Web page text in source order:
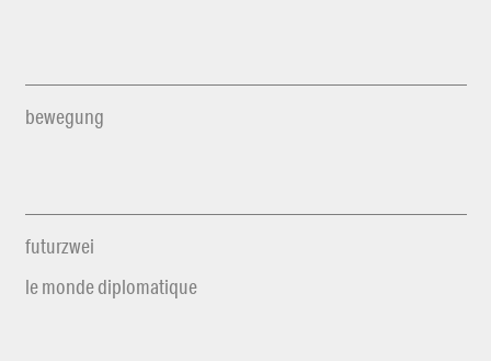
bewegung
futurzwei
le monde diplomatique